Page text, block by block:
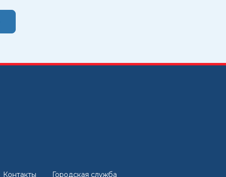
Контакты Городская служба